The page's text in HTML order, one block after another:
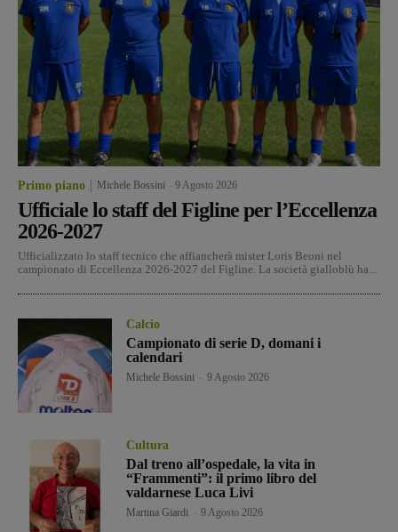
Primo piano Michele Bossini 9 Agosto 2026
Ufficiale lo staff del Figline per l’Eccellenza
2026-2027
Ufficializzato lo staff tecnico che affiancherà mister Loris Beoni nel
campionato di Eccellenza 2026-2027 del Figline. La società gialloblù ha...
Calcio
Campionato di serie D, domani i
calendari
Michele Bossini 9 Agosto 2026
Cultura
Dal treno all’ospedale, la vita in
“Frammenti”: il primo libro del
valdarnese Luca Livi
Martina Giardi 9 Agosto 2026